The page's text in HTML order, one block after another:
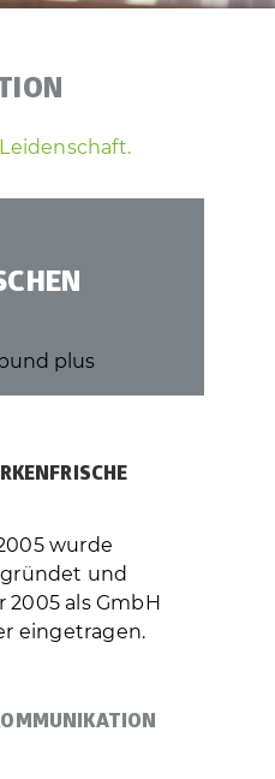
plus
wurde
und
2005 als GmbH
eingetragen.